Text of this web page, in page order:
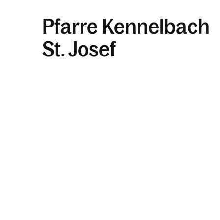
Pfarre Kennelbach
St. Josef